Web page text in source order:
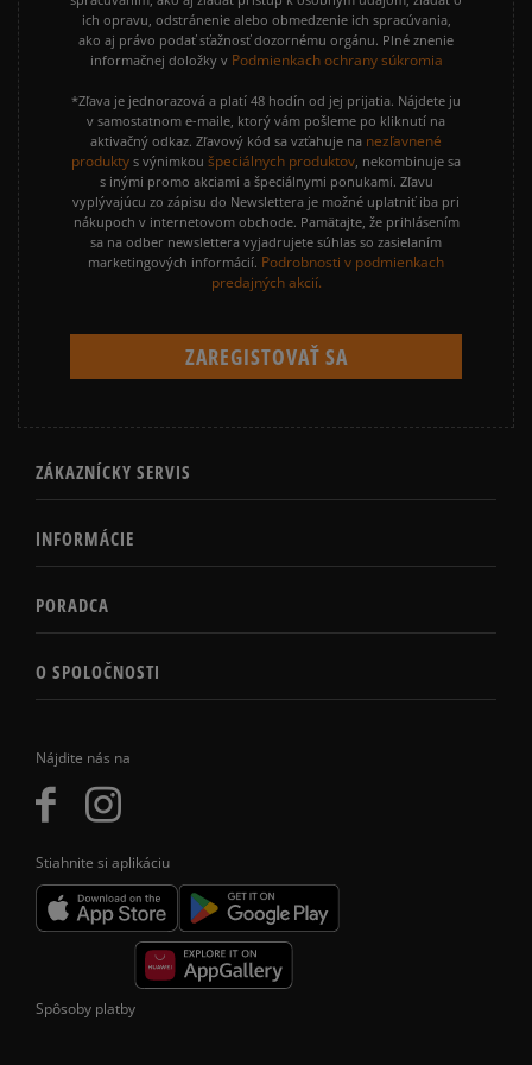
Nájdite nás na
Stiahnite si aplikáciu
ich opravu, odstránenie alebo obmedzenie ich spracúvania,
ako aj právo podať sťažnosť dozornému orgánu. Plné znenie
informačnej doložky v Podmienkach ochrany súkromia
*Zľava je jednorazová a platí 48 hodín od jej prijatia. Nájdete ju
v samostatnom e-maile, ktorý vám pošleme po kliknutí na
aktivačný odkaz. Zľavový kód sa vzťahuje na nezľavnené
produkty s výnimkou špeciálnych produktov, nekombinuje sa
s inými promo akciami a špeciálnymi ponukami. Zľavu
vyplývajúcu zo zápisu do Newslettera je možné uplatniť iba pri
nákupoch v internetovom obchode. Pamätajte, že prihlásením
sa na odber newslettera vyjadrujete súhlas so zasielaním
marketingových informácií. Podrobnosti v podmienkach
predajných akcií.
ZÁKAZNÍCKY SERVIS
INFORMÁCIE
PORADCA
O SPOLOČNOSTI
Spôsoby platby